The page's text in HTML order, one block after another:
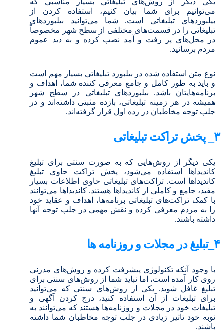
می‌توانیم برای شما بیان کنیم، استفاده کردن از
بیلبوردهای تبلیغاتی است. شما می‌توانید بیلبوردهای
تبلیغاتی را در قسمت‌های مختلفی از سطح شهر مخصوصاً
در محل‌های پر رفت و آمد نصب کرده و به دید عموم
مردم برسانید.
نوع متن استفاده شده در بیلبورد تبلیغاتی بسیار مهم است
و باید به طور کامل و جامع معرفی کننده شما، اهداف و
برنامه‌هایتان باشد. بیلبوردهای تبلیغاتی در سطح شهر
همیشه در هر زمینه تبلیغاتی، بازده مثبتی داشته‌اند و در
جلب توجه مخاطبان در رده اول قرار گرفته‌اند.
۳_ پخش تراکت تبلیغاتی
یکی دیگر از روش‌هایی که به صورت سنتی برای تبلیغ
کاندیداها استفاده می‌شود، پخش تراکت حاوی تبلیغ
کاندیداها است. تراکت‌های تبلیغاتی حاوی اطلاعات بسیار
مفید، جامع و کاملی از کاندیداها هستند.کاندیداها می‌توانند
با کمک تراکت‌های تبلیغاتی برنامه‌ها، اهداف و عقاید خود
را به مردم معرفی کرده و نقش مهمی در جلب توجه آنها
داشته باشند.
۴_تبلیغ در مجلات و روزنامه ها
با وجود آنکه تکنولوژی پیشرفت کرده و روش‌های مدرنی
روی کار آمده است، اما نباید شما از روش‌های سنتی برای
تبلیغ غافل شوید. یکی از روش‌های سنتی که می‌توانید
برای تبلیغات از آن استفاده کنید، درج کردن آگهی و
تبلیغات خود در مجلات و روزنامه‌ها هستند که می‌توانند به
نوبه خود تاثیر زیادی در جلب توجه مخاطبان شما داشته
باشند.